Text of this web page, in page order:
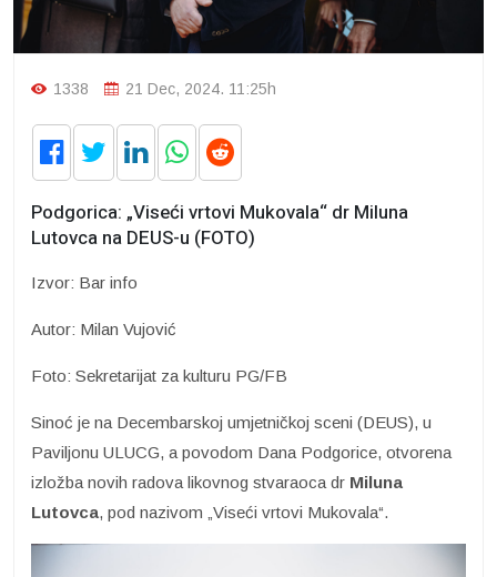
1338 21 Dec, 2024. 11:25h
Podgorica: „Viseći vrtovi Mukovala“ dr Miluna
Lutovca na DEUS-u (FOTO)
Izvor: Bar info
Autor: Milan Vujović
Foto: Sekretarijat za kulturu PG/FB
Sinoć je na Decembarskoj umjetničkoj sceni (DEUS), u
Paviljonu ULUCG, a povodom Dana Podgorice, otvorena
izložba novih radova likovnog stvaraoca dr Miluna
Lutovca, pod nazivom „Viseći vrtovi Mukovala“.